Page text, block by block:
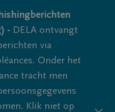
- DELA ontvangt
via
Onder het
tracht men
Klik niet op